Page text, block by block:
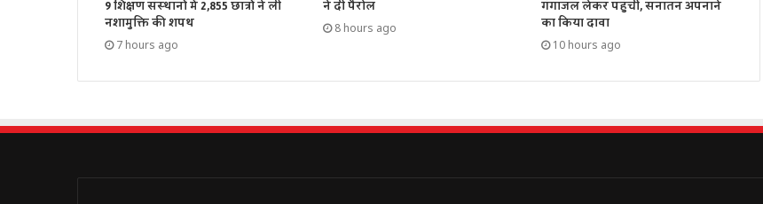
9 शिक्षण संस्थानों में 2,855 छात्रों ने ली
नशामुक्ति की शपथ
7 hours ago
ने दी पैरोल
8 hours ago
गंगाजल लेकर पहुंचीं, सनातन अपनाने
का किया दावा
10 hours ago